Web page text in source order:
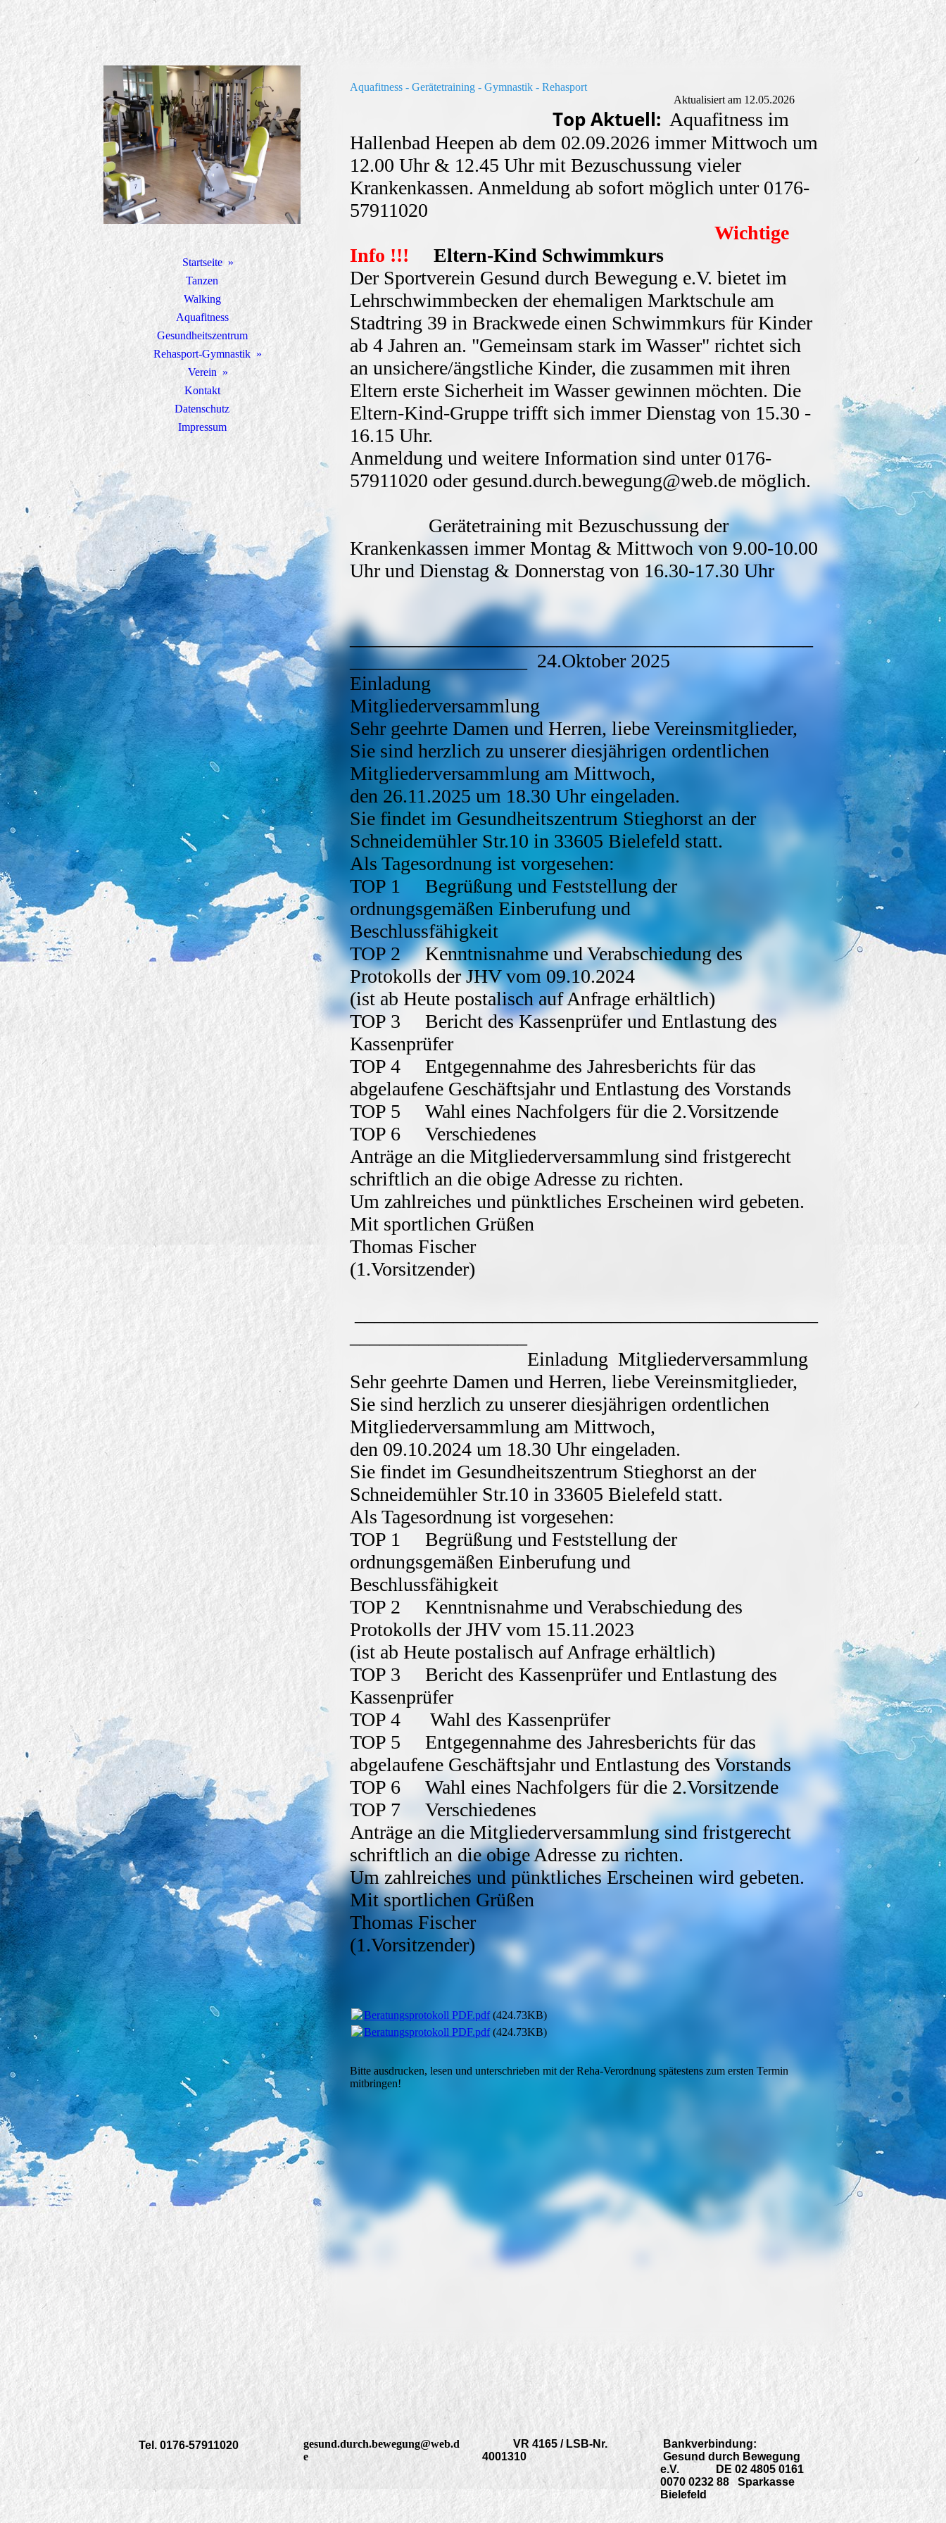
Startseite
Tanzen
Walking
Aquafitness
Gesundheitszentrum
Rehasport-Gymnastik
Verein
Kontakt
Datenschutz
Impressum
Aquafitness - Gerätetraining - Gymnastik - Rehasport
Aktualisiert am 12.05.2026
Top Aktuell: Aquafitness im
Hallenbad Heepen ab dem 02.09.2026 immer Mittwoch um
12.00 Uhr & 12.45 Uhr mit Bezuschussung vieler
Krankenkassen. Anmeldung ab sofort möglich unter 0176-
57911020
Wichtige
Info !!! Eltern-Kind Schwimmkurs
Der Sportverein Gesund durch Bewegung e.V. bietet im
Lehrschwimmbecken der ehemaligen Marktschule am
Stadtring 39 in Brackwede einen Schwimmkurs für Kinder
ab 4 Jahren an. "Gemeinsam stark im Wasser" richtet sich
an unsichere/ängstliche Kinder, die zusammen mit ihren
Eltern erste Sicherheit im Wasser gewinnen möchten. Die
Eltern-Kind-Gruppe trifft sich immer Dienstag von 15.30 -
16.15 Uhr.
Anmeldung und weitere Information sind unter 0176-
57911020 oder gesund.durch.bewegung@web.de möglich.
Gerätetraining mit Bezuschussung der
Krankenkassen immer Montag & Mittwoch von 9.00-10.00
Uhr und Dienstag & Donnerstag von 16.30-17.30 Uhr
_______________________________________________
__________________ 24.Oktober 2025
Einladung
Mitgliederversammlung
Sehr geehrte Damen und Herren, liebe Vereinsmitglieder,
Sie sind herzlich zu unserer diesjährigen ordentlichen
Mitgliederversammlung am Mittwoch,
den 26.11.2025 um 18.30 Uhr eingeladen.
Sie findet im Gesundheitszentrum Stieghorst an der
Schneidemühler Str.10 in 33605 Bielefeld statt.
Als Tagesordnung ist vorgesehen:
TOP 1 Begrüßung und Feststellung der
ordnungsgemäßen Einberufung und
Beschlussfähigkeit
TOP 2 Kenntnisnahme und Verabschiedung des
Protokolls der JHV vom 09.10.2024
(ist ab Heute postalisch auf Anfrage erhältlich)
TOP 3 Bericht des Kassenprüfer und Entlastung des
Kassenprüfer
TOP 4 Entgegennahme des Jahresberichts für das
abgelaufene Geschäftsjahr und Entlastung des Vorstands
TOP 5 Wahl eines Nachfolgers für die 2.Vorsitzende
TOP 6 Verschiedenes
Anträge an die Mitgliederversammlung sind fristgerecht
schriftlich an die obige Adresse zu richten.
Um zahlreiches und pünktliches Erscheinen wird gebeten.
Mit sportlichen Grüßen
Thomas Fischer
(1.Vorsitzender)
Einladung Mitgliederversammlung
Sehr geehrte Damen und Herren, liebe Vereinsmitglieder,
Sie sind herzlich zu unserer diesjährigen ordentlichen
Mitgliederversammlung am Mittwoch,
den 09.10.2024 um 18.30 Uhr eingeladen.
Sie findet im Gesundheitszentrum Stieghorst an der
Schneidemühler Str.10 in 33605 Bielefeld statt.
Als Tagesordnung ist vorgesehen:
TOP 1 Begrüßung und Feststellung der
ordnungsgemäßen Einberufung und
Beschlussfähigkeit
TOP 2 Kenntnisnahme und Verabschiedung des
Protokolls der JHV vom 15.11.2023
(ist ab Heute postalisch auf Anfrage erhältlich)
TOP 3 Bericht des Kassenprüfer und Entlastung des
Kassenprüfer
TOP 4 Wahl des Kassenprüfer
TOP 5 Entgegennahme des Jahresberichts für das
abgelaufene Geschäftsjahr und Entlastung des Vorstands
TOP 6 Wahl eines Nachfolgers für die 2.Vorsitzende
TOP 7 Verschiedenes
Anträge an die Mitgliederversammlung sind fristgerecht
schriftlich an die obige Adresse zu richten.
Um zahlreiches und pünktliches Erscheinen wird gebeten.
Mit sportlichen Grüßen
Thomas Fischer
(1.Vorsitzender)
Beratungsprotokoll PDF.pdf(424.73KB)
Beratungsprotokoll PDF.pdf(424.73KB)
Bitte ausdrucken, lesen und unterschrieben mit der Reha-Verordnung spätestens zum ersten Termin
mitbringen!
Tel. 0176-57911020
gesund.durch.bewegung@web.d
e
VR 4165 / LSB-Nr.
4001310
Bankverbindung:
Gesund durch Bewegung
e.V. DE 02 4805 0161
0070 0232 88 Sparkasse
Bielefeld